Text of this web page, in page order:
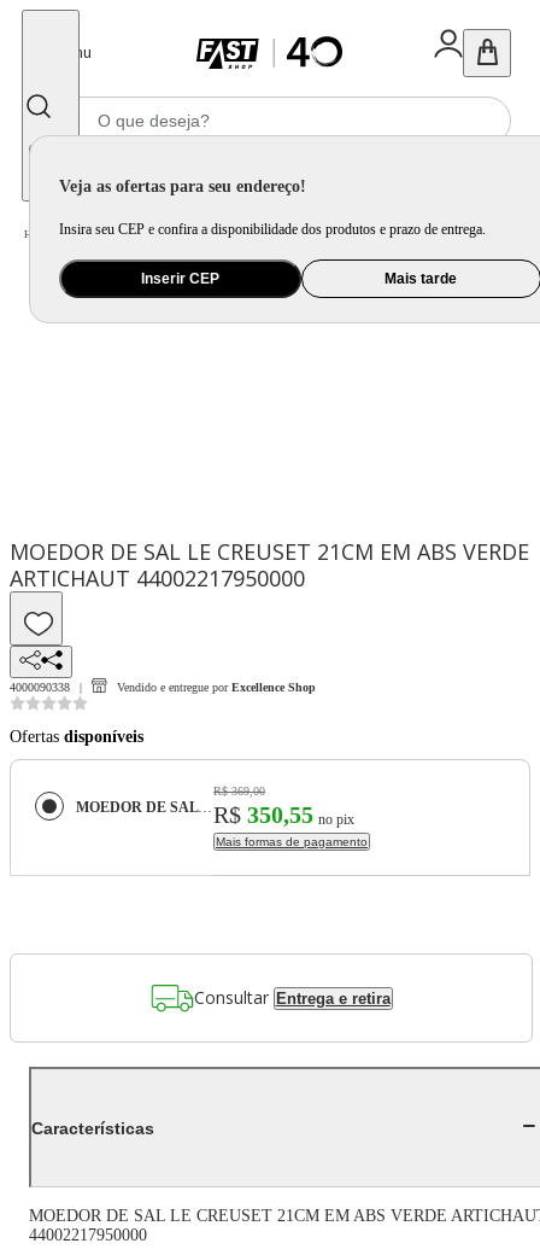
Menu
Veja as ofertas para seu endereço!
Insira seu CEP e confira a disponibilidade dos produtos e prazo de entrega.
Inserir CEP Mais tarde
Home Utilidade Doméstica Mesa / Utensílio de Mesa
MOEDOR DE SAL LE CREUSET 21CM EM ABS VERDE
ARTICHAUT 44002217950000
4000090338 Vendido e entregue por Excellence Shop
Ofertas disponíveis
MOEDOR DE SAL LE CREUSET 21CM EM ABS VERDE ARTICHAUT 44002217950000
R$ 369,00
R$ 350,55 no pix
Mais formas de pagamento
Consultar Entrega e retira
Características
MOEDOR DE SAL LE CREUSET 21CM EM ABS VERDE
44002217950000